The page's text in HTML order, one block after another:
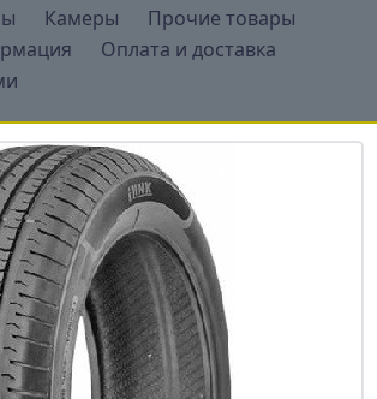
Камеры
Прочие товары
Оплата и доставка